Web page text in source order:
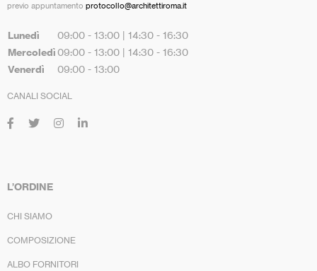
previo appuntamento protocollo@architettiroma.it
Lunedì 09:00 - 13:00 | 14:30 - 16:30
Mercoledì 09:00 - 13:00 | 14:30 - 16:30
Venerdì 09:00 - 13:00
CANALI SOCIAL
L’ORDINE
CHI SIAMO
COMPOSIZIONE
ALBO FORNITORI